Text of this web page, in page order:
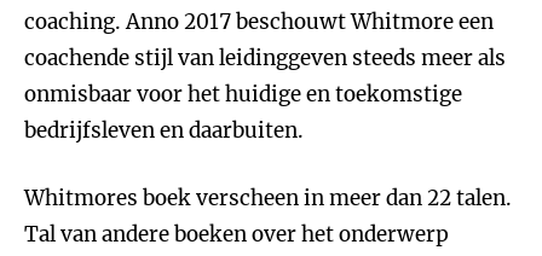
coaching. Anno 2017 beschouwt Whitmore een
coachende stijl van leidinggeven steeds meer als
onmisbaar voor het huidige en toekomstige
bedrijfsleven en daarbuiten.
Whitmores boek verscheen in meer dan 22 talen.
Tal van andere boeken over het onderwerp